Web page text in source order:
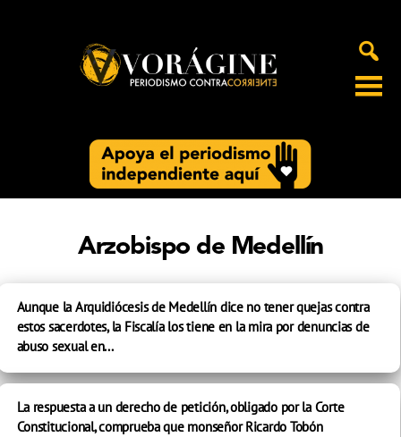
Arzobispo de Medellín
Aunque la Arquidiócesis de Medellín dice no tener quejas contra
estos sacerdotes, la Fiscalía los tiene en la mira por denuncias de
abuso sexual en...
La respuesta a un derecho de petición, obligado por la Corte
Constitucional, comprueba que monseñor Ricardo Tobón